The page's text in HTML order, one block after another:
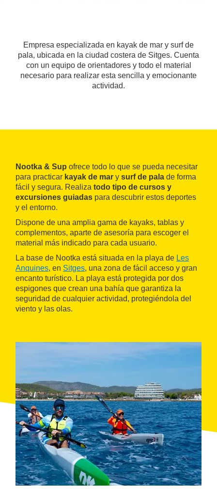
Empresa especializada en kayak de mar y surf de
pala, ubicada en la ciudad costera de Sitges. Cuenta
con un equipo de orientadores y todo el material
necesario para realizar esta sencilla y emocionante
actividad.
Nootka & Sup ofrece todo lo que se pueda necesitar
para practicar kayak de mar y surf de pala de forma
fácil y segura. Realiza todo tipo de cursos y
excursiones guiadas para descubrir estos deportes
y el entorno.
Dispone de una amplia gama de kayaks, tablas y
complementos, aparte de asesoría para escoger el
material más indicado para cada usuario.
La base de Nootka está situada en la playa de Les
Anquines, en Sitges, una zona de fácil acceso y gran
encanto turístico. La playa está protegida por dos
espigones que crean una bahía que garantiza la
seguridad de cualquier actividad, protegiéndola del
viento y las olas.